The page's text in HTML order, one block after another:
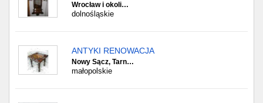
Wrocław i okoli…
dolnośląskie
ANTYKI RENOWACJA
Nowy Sącz, Tarn…
małopolskie